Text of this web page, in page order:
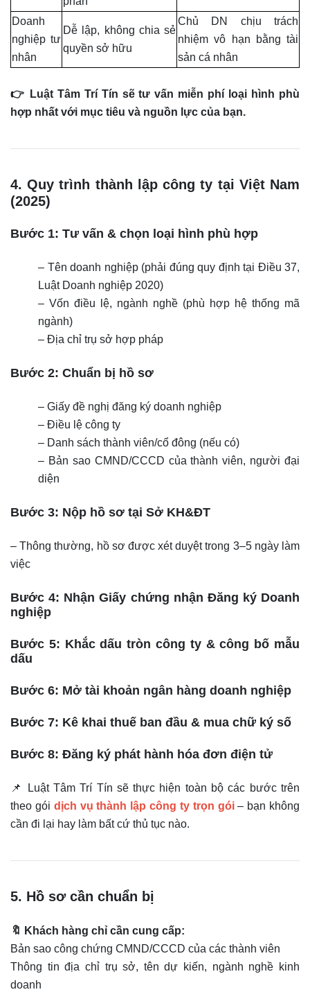
Doanh
nghiệp tư
nhân
Dễ lập, không chia sẻ
quyền sở hữu
Chủ DN chịu trách
nhiệm vô hạn bằng tài
sản cá nhân
👉 Luật Tâm Trí Tín sẽ tư vấn miễn phí loại hình phù
hợp nhất với mục tiêu và nguồn lực của bạn.
4. Quy trình thành lập công ty tại Việt Nam
(2025)
Bước 1: Tư vấn & chọn loại hình phù hợp
– Tên doanh nghiệp (phải đúng quy định tại Điều 37,
Luật Doanh nghiệp 2020)
– Vốn điều lệ, ngành nghề (phù hợp hệ thống mã
ngành)
– Địa chỉ trụ sở hợp pháp
Bước 2: Chuẩn bị hồ sơ
– Giấy đề nghị đăng ký doanh nghiệp
– Điều lệ công ty
– Danh sách thành viên/cổ đông (nếu có)
– Bản sao CMND/CCCD của thành viên, người đại
diện
Bước 3: Nộp hồ sơ tại Sở KH&ĐT
– Thông thường, hồ sơ được xét duyệt trong 3–5 ngày làm
việc
Bước 4: Nhận Giấy chứng nhận Đăng ký Doanh
nghiệp
Bước 5: Khắc dấu tròn công ty & công bố mẫu
dấu
Bước 6: Mở tài khoản ngân hàng doanh nghiệp
Bước 7: Kê khai thuế ban đầu & mua chữ ký số
Bước 8: Đăng ký phát hành hóa đơn điện tử
📌 Luật Tâm Trí Tín sẽ thực hiện toàn bộ các bước trên
theo gói dịch vụ thành lập công ty trọn gói– bạn không
cần đi lại hay làm bất cứ thủ tục nào.
5. Hồ sơ cần chuẩn bị
🔖 Khách hàng chỉ cần cung cấp:
Bản sao công chứng CMND/CCCD của các thành viên
Thông tin địa chỉ trụ sở, tên dự kiến, ngành nghề kinh
doanh